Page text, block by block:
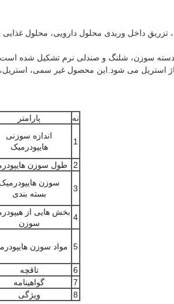
تزریق داخل وریدی محلول دارویی، محلول
ساعت پس از اتمام مونتاژ استریل می شود.این محصول
نه
پارامتر
1
اندازه سوزنی
هایپودرمیک
2
طول سوزن
3
سوزن هایپودرمیک
بسته بندی
4
بخش هایی از
سوزن
5 مواد سوزن
6
تاقچه
7
گواهینامه
8
ویژگی